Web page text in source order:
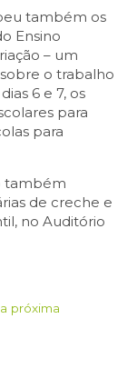
também os
Ensino
– um
o trabalho
6 e 7, os
para
para
também
de creche e
no Auditório
próxima